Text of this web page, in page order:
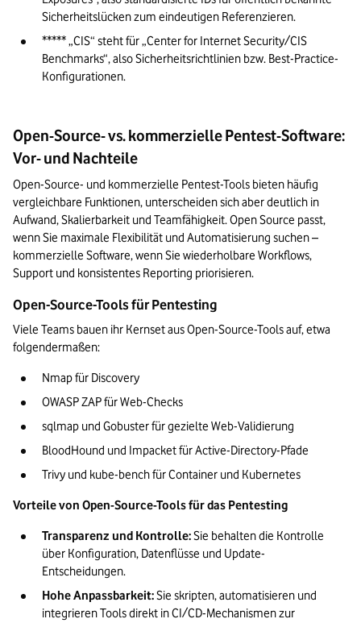
Sicherheitslücken zum eindeutigen Referenzieren.
***** „CIS“ steht für „Center for Internet Security/CIS
Benchmarks“, also Sicherheitsrichtlinien bzw. Best-Practice-
Konfigurationen.
Open-Source- vs. kommerzielle Pentest-Software:
Vor- und Nachteile
Open-Source- und kommerzielle Pentest-Tools bieten häufig
vergleichbare Funktionen, unterscheiden sich aber deutlich in
Aufwand, Skalierbarkeit und Teamfähigkeit. Open Source passt,
wenn Sie maximale Flexibilität und Automatisierung suchen –
kommerzielle Software, wenn Sie wiederholbare Workflows,
Support und konsistentes Reporting priorisieren.
Open-Source-Tools für Pentesting
Viele Teams bauen ihr Kernset aus Open-Source-Tools auf, etwa
folgendermaßen:
Nmap für Discovery
OWASP ZAP für Web-Checks
sqlmap und Gobuster für gezielte Web-Validierung
BloodHound und Impacket für Active-Directory-Pfade
Trivy und kube-bench für Container und Kubernetes
Vorteile von Open-Source-Tools für das Pentesting
Transparenz und Kontrolle: Sie behalten die Kontrolle
über Konfiguration, Datenflüsse und Update-
Entscheidungen.
Hohe Anpassbarkeit: Sie skripten, automatisieren und
integrieren Tools direkt in CI/CD-Mechanismen zur